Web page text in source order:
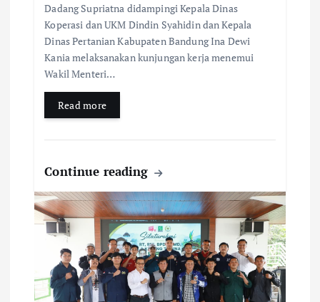
Dadang Supriatna didampingi Kepala Dinas
Koperasi dan UKM Dindin Syahidin dan Kepala
Dinas Pertanian Kabupaten Bandung Ina Dewi
Kania melaksanakan kunjungan kerja menemui
Wakil Menteri…
Read more
Continue reading